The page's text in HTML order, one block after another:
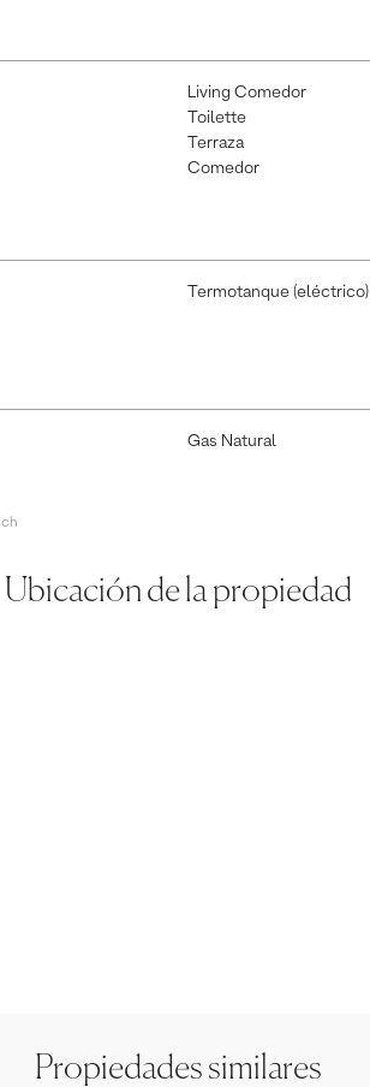
Living Comedor
Toilette
Terraza
Comedor
Termotanque (eléctrico)
Gas Natural
Ubicación de la propiedad
Propiedades similares